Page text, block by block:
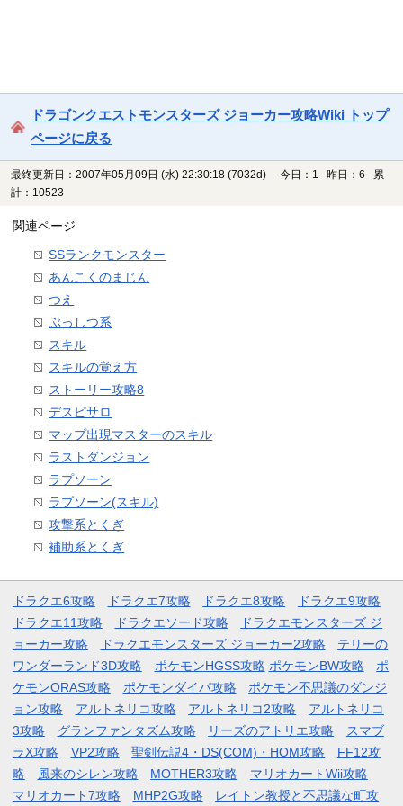
ドラゴンクエストモンスターズ ジョーカー攻略Wiki トップ
ページに戻る
最終更新日：2007年05月09日 (水) 22:30:18 (7032d)
今日：1 昨日：6 累
計：10523
関連ページ
SSランクモンスター
あんこくのまじん
つえ
ぶっしつ系
スキル
スキルの覚え方
ストーリー攻略8
デスピサロ
マップ出現マスターのスキル
ラストダンジョン
ラプソーン
ラプソーン(スキル)
攻撃系とくぎ
補助系とくぎ
ドラクエ6攻略 ドラクエ7攻略 ドラクエ8攻略
ドラクエ9攻略
ドラクエ11攻略
ドラクエソード攻略
ドラクエモンスターズ ジ
ョーカー攻略
ドラクエモンスターズ ジョーカー2攻略
テリーの
ワンダーランド3D攻略
ポケモンHGSS攻略 ポケモンBW攻略
ポ
ケモンORAS攻略
ポケモンダイパ攻略
ポケモン不思議のダンジ
ョン攻略
アルトネリコ攻略 アルトネリコ2攻略
アルトネリコ
3攻略
グランファンタズム攻略 リーズのアトリエ攻略
スマブ
ラX攻略
VP2攻略 聖剣伝説4・DS(COM)・HOM攻略
FF12攻
略
風来のシレン攻略 MOTHER3攻略
マリオカートWii攻略
マリオカート7攻略
MHP2G攻略 レイトン教授と不思議な町攻